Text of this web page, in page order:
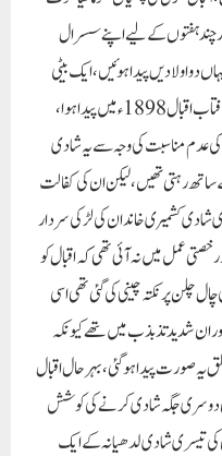
چند ہفتوں کے لیے اپنے سسرال
اولادیں پیدا ہوئیں ، ایک بیٹی
معراج بیگم جو کہ 1896ء میں پیدا ہوئی اور بیٹا آفتاب اقبال 1898ء میں پیدا ہوا ،
عدم مناسبت کی وجہ سے یہ شادی
ساتھ رہتی تھیں ، لیکن ان کی کفالت
شادی کشمیری خاندان کی لڑکی سردار
عمل میں نہ آئی تھی کہ اقبال کو
چلن پر نکتہ چینی کی گئی تھی اسی
دوران شدید تذبذب میں تھے کیونکہ
صورت پیدا ہو گئی ، بہرحال اقبال
دوسری جگہ شادی کرنے کی کوشش
تیسری شادی لدھیانہ کے ایک